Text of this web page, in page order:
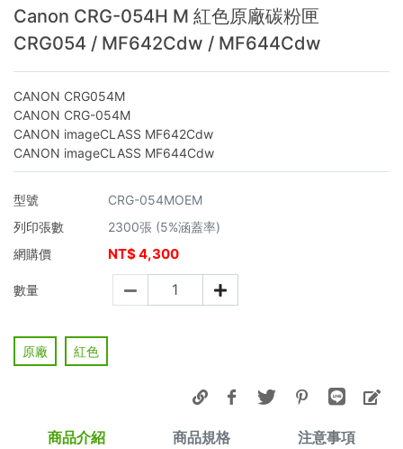
Canon CRG-054H M 紅色原廠碳粉匣
CRG054 / MF642Cdw / MF644Cdw
CANON CRG054M
CANON CRG-054M
CANON imageCLASS MF642Cdw
CANON imageCLASS MF644Cdw
型號
CRG-054MOEM
列印張數
2300張 (5%涵蓋率)
網購價
NT$4,300
數量
原廠 紅色
商品介紹 商品規格 注意事項